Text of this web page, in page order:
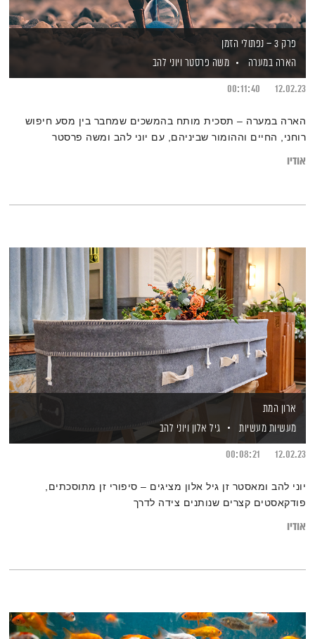
פרק 3 – נפתולי הזמן
הארה במערה
משה פרסטר ויוני להב
12.02.23
00:11:40
הארה במערה – תסכית מותח בהמשכים שמחבר בין מסע חיפוש
רוחני, החיים וההומור שביניהם, עם יוני להב ומשה פרסטר
אודיו
ארון המת
מעשיות מעשיות
גיל אלון ויוני להב
12.02.23
00:08:21
יוני להב ומאסטר זן גיל אלון מציגים – סיפורי זן מתוסכתים,
פודקאסטים קצרים שנותנים צידה לדרך
אודיו